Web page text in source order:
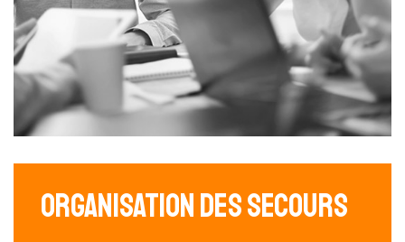
Organisation des secours